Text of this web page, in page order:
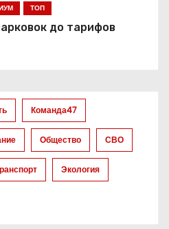
ТОП
до тарифов
Команда47
Общество СВО
Экология